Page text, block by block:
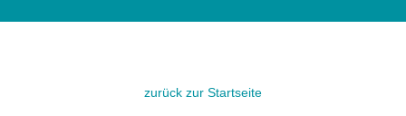
zurück zur Startseite